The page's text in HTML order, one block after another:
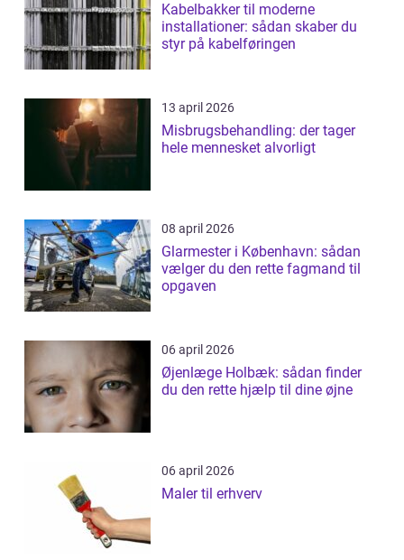
Kabelbakker til moderne
installationer: sådan skaber du
styr på kabelføringen
13 april 2026
Misbrugsbehandling: der tager
hele mennesket alvorligt
08 april 2026
Glarmester i København: sådan
vælger du den rette fagmand til
opgaven
06 april 2026
Øjenlæge Holbæk: sådan finder
du den rette hjælp til dine øjne
06 april 2026
Maler til erhverv